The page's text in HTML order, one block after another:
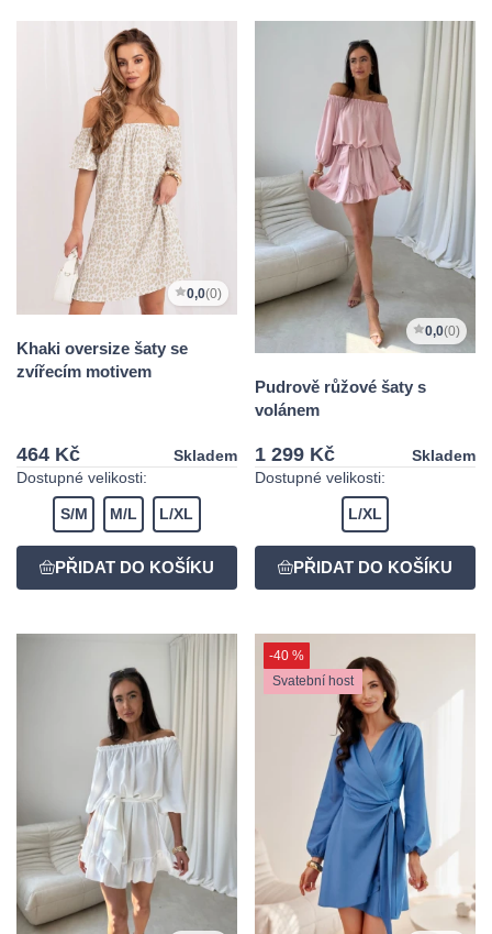
0,0(0)
Khaki oversize šaty se
zvířecím motivem
464 Kč
Skladem
Dostupné velikosti:
S/M M/L L/XL
0,0(0)
Pudrově růžové šaty s
volánem
1 299 Kč
Skladem
Dostupné velikosti:
L/XL
-40 %
Svatební host